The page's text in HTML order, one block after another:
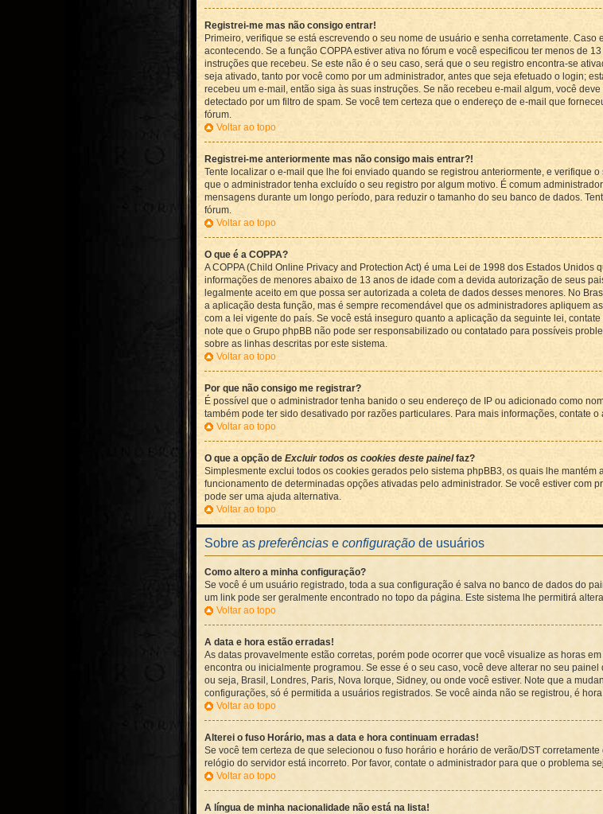
Registrei-me mas não consigo entrar!
Primeiro, verifique se está escrevendo o seu nome de usuário e senha corretamente.
acontecendo. Se a função COPPA estiver ativa no fórum e você especificou ter menos de
instruções que recebeu. Se este não é o seu caso, será que o seu registro encontra-se
seja ativado, tanto por você como por um administrador, antes que seja efetuado o login;
recebeu um e-mail, então siga às suas instruções. Se não recebeu e-mail algum, você
detectado por um filtro de spam. Se você tem certeza que o endereço de e-mail que
fórum.
Voltar ao topo
Registrei-me anteriormente mas não consigo mais entrar?!
Tente localizar o e-mail que lhe foi enviado quando se registrou anteriormente, e verifique
que o administrador tenha excluído o seu registro por algum motivo. É comum
mensagens durante um longo período, para reduzir o tamanho do seu banco de dados.
fórum.
Voltar ao topo
O que é a COPPA?
A COPPA (Child Online Privacy and Protection Act) é uma Lei de 1998 dos Estados
informações de menores abaixo de 13 anos de idade com a devida autorização de seus
legalmente aceito em que possa ser autorizada a coleta de dados desses menores. No
a aplicação desta função, mas é sempre recomendável que os administradores apliquem
com a lei vigente do país. Se você está inseguro quanto a aplicação da seguinte lei,
note que o Grupo phpBB não pode ser responsabilizado ou contatado para possíveis
sobre as linhas descritas por este sistema.
Voltar ao topo
Por que não consigo me registrar?
É possível que o administrador tenha banido o seu endereço de IP ou adicionado como
também pode ter sido desativado por razões particulares. Para mais informações, contate
Voltar ao topo
O que a opção de Excluir todos os cookies deste painelfaz?
Simplesmente exclui todos os cookies gerados pelo sistema phpBB3, os quais lhe
funcionamento de determinadas opções ativadas pelo administrador. Se você estiver com
pode ser uma ajuda alternativa.
Voltar ao topo
Sobre as preferências e configuração de usuários
Como altero a minha configuração?
Se você é um usuário registrado, toda a sua configuração é salva no banco de dados do
um link pode ser geralmente encontrado no topo da página. Este sistema lhe permitirá
Voltar ao topo
A data e hora estão erradas!
As datas provavelmente estão corretas, porém pode ocorrer que você visualize as horas
encontra ou inicialmente programou. Se esse é o seu caso, você deve alterar no seu
ou seja, Brasil, Londres, Paris, Nova Iorque, Sidney, ou onde você estiver. Note que a
configurações, só é permitida a usuários registrados. Se você ainda não se registrou, é
Voltar ao topo
Alterei o fuso Horário, mas a data e hora continuam erradas!
Se você tem certeza de que selecionou o fuso horário e horário de verão/DST
relógio do servidor está incorreto. Por favor, contate o administrador para que o problema
Voltar ao topo
A língua de minha nacionalidade não está na lista!